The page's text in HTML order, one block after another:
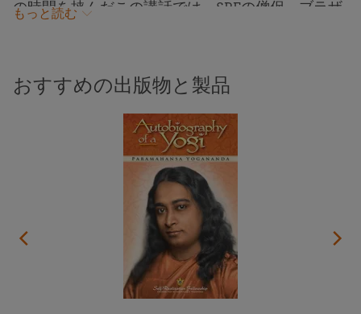
の時間を挟んだこの講話では、SRFの僧侶、ブラザ
ー・パドマナンダが、この世の一時的な幻想の背後
の喜びや苦しみ、そしてそれらに対する感情的な反
応に焦点を当てると、それらすべてがあまりにも現
と、心の平静を保つ努力を通して、私たちはすべて
のものの背後に聖なる手を見ること、そして永遠の
平和、喜び、愛の中で生きることを学ぶことができ
ます。この講話は、2024年6月にカリフォルニア州
サンディエゴのSRF寺院で収録されました。
もっと読む
おすすめの出版物と製品